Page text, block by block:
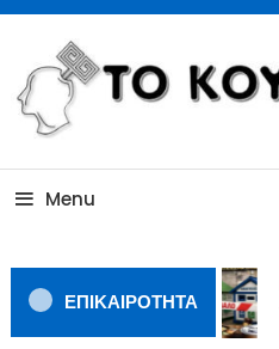
Skip
Content
Menu
ΕΠΙΚΑΙΡΟΤΗΤΑ